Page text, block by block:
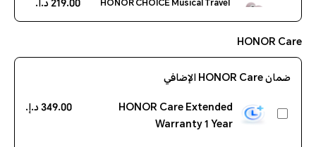
HONOR CHOICE Musical Travel
Pillow pink
219.00 د.إ.‏‏
29.00 د.إ.‏‏
HONOR Care
ضمان HONOR Care الإضافي
HONOR Care Extended
Warranty 1 Year
349.00 د.إ.‏‏